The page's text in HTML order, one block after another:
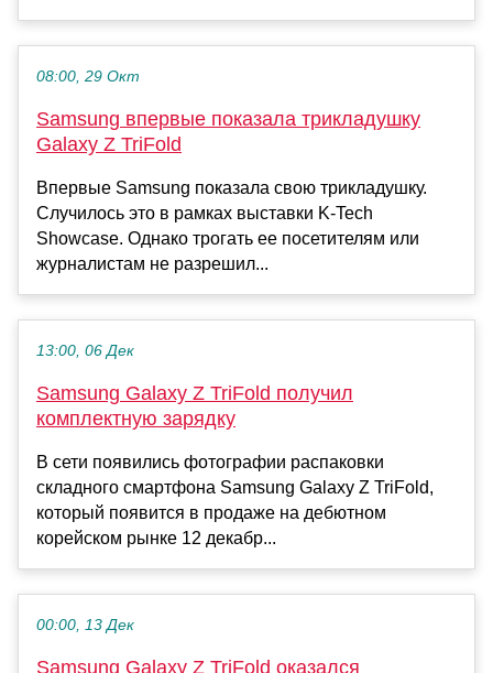
08:00, 29 Окт
Samsung впервые показала трикладушку
Galaxy Z TriFold
Впервые Samsung показала свою трикладушку.
Случилось это в рамках выставки K-Tech
Showcase. Однако трогать ее посетителям или
журналистам не разрешил...
13:00, 06 Дек
Samsung Galaxy Z TriFold получил
комплектную зарядку
В сети появились фотографии распаковки
складного смартфона Samsung Galaxy Z TriFold,
который появится в продаже на дебютном
корейском рынке 12 декабр...
00:00, 13 Дек
Samsung Galaxy Z TriFold оказался